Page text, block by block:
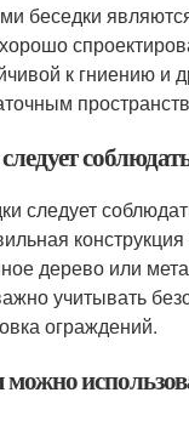
беседки
к гниению
следует
дерево или
учитывать
ограждений.